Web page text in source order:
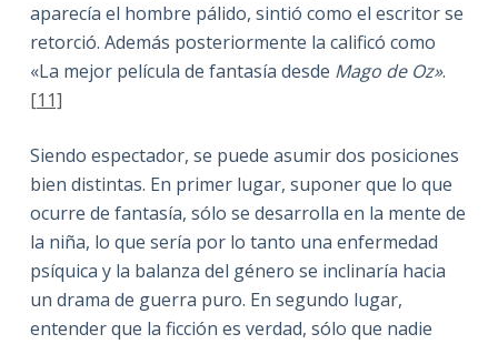
aparecía el hombre pálido, sintió como el escritor se
retorció. Además posteriormente la calificó como
«La mejor película de fantasía desde Mago de Oz».
[11]
Siendo espectador, se puede asumir dos posiciones
bien distintas. En primer lugar, suponer que lo que
ocurre de fantasía, sólo se desarrolla en la mente de
la niña, lo que sería por lo tanto una enfermedad
psíquica y la balanza del género se inclinaría hacia
un drama de guerra puro. En segundo lugar,
entender que la ficción es verdad, sólo que nadie